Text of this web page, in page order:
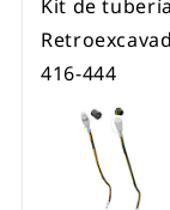
Kit de
416-444